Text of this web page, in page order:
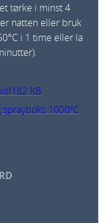
tørke i minst 4
natten eller bruk
i 1 time eller la
182 KB
1000ºC